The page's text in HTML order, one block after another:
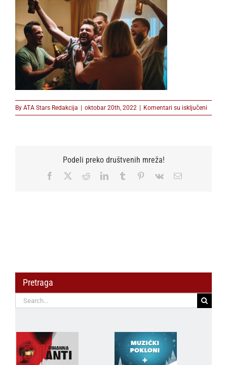
By ATA Stars Redakcija | oktobar 20th, 2022 | Komentari su isključeni
Podeli preko društvenih mreža!
Facebook RedditLinkedInTumblr Pinterest
Vk Email
Pretraga
Search
for: